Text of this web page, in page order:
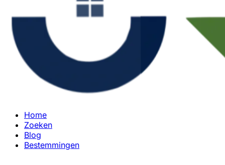
Home
Zoeken
Blog
Bestemmingen